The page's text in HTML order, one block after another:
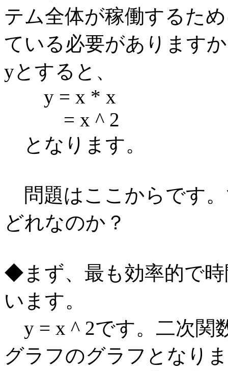
テム全体が稼働するた
ている必要があります
yとすると、
y = x * x
= x ^ 2
となります。
問題はここからです
どれなのか？
◆まず、最も効率的で
います。
y = x ^ 2です。二次関
グラフのグラフとなり